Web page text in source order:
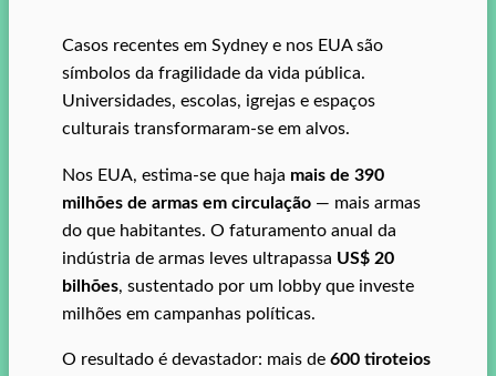
Casos recentes em Sydney e nos EUA são
símbolos da fragilidade da vida pública.
Universidades, escolas, igrejas e espaços
culturais transformaram-se em alvos.
Nos EUA, estima-se que haja mais de 390
milhões de armas em circulação — mais armas
do que habitantes. O faturamento anual da
indústria de armas leves ultrapassa US$ 20
bilhões, sustentado por um lobby que investe
milhões em campanhas políticas.
O resultado é devastador: mais de 600 tiroteios